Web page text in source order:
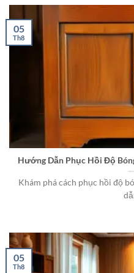
Hướng Dẫn Phục Hồi Độ
Khám phá cách phục hồi độ
05
Th8
05
Th8